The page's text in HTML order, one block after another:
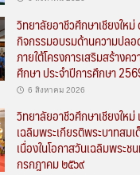
วิทยาลัยอาชีวศึกษาเชียงใหม่
กิจกรรมอบรมด้านความปล
ภายใต้โครงการเสริมสร้าง
ศึกษา ประจำปีการศึกษา
6 สิงหาคม 2026
วิทยาลัยอาชีวศึกษาเชียงให
เฉลิมพระเกียรติพระบาทสม
เนื่องในโอกาสวันเฉลิมพระ
กรกฎาคม ๒๕๖๙